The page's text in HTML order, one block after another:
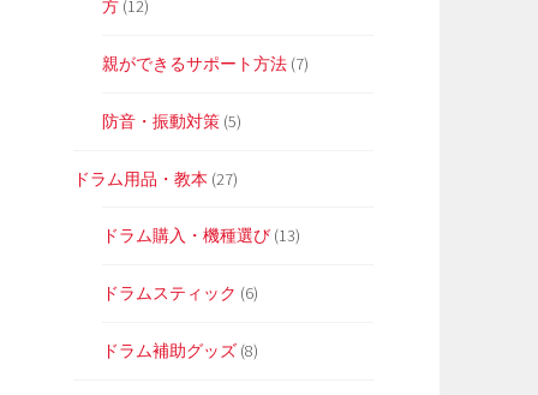
方 (12)
親ができるサポート方法 (7)
防音・振動対策 (5)
ドラム用品・教本 (27)
ドラム購入・機種選び (13)
ドラムスティック (6)
ドラム補助グッズ (8)